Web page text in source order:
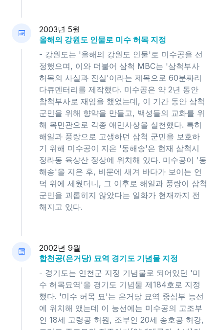
2003년 5월
올해의 강원도 인물로 미수 허목 지정
- 강원도는 '올해의 강원도 인물'로 미수공을 선
정했으며, 이와 더불어 삼척 MBC는 '삼척부사
허목의 사실과 진실'이라는 제목으로 60분짜리
다큐멘터리를 제작했다. 미수공은 약 2년 동안
참척부사로 재임을 했었는데, 이 기간 동안 삼척
군민을 위해 향약을 만들고, 백성들의 교화를 위
해 목민관으로 각종 애민사상을 실천했다. 특히
해일과 풍랑으로 고생하던 삼척 군민을 보호하
기 위해 미수공이 지은 '동해송'은 현재 삼척시
정라동 육샹산 정상에 위치해 있다. 미수공이 '동
해송'을 지은 후, 비문에 새겨 바다가 보이는 언
덕 위에 세웠더니, 그 이후로 해일과 풍랑이 삼척
군민을 괴롭히지 않았다는 일화가 현재까지 전
해지고 있다.
2002년 9월
합천공(은거당) 묘역 경기도 기념물 지정
- 경기도는 연천군 지정 기념물로 되어있던 '미
수 허목묘역'을 경기도 기념물 제184호로 지정
했다. '미수 허목 묘'는 은거당 묘역 중심부 능선
에 위치해 앴는데 이 능선에는 미수공의 고조부
인 18세 고령공 허원, 조부인 20세 송호공 허강,